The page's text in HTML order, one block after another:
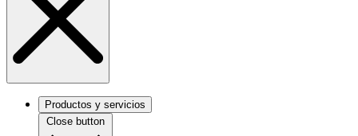
Productos y servicios
Close button